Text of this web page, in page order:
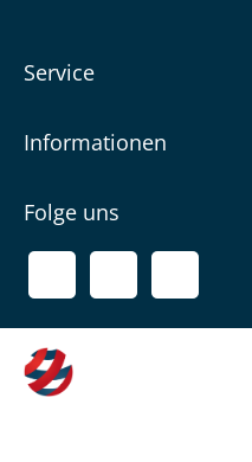
Service
Informationen
Folge uns